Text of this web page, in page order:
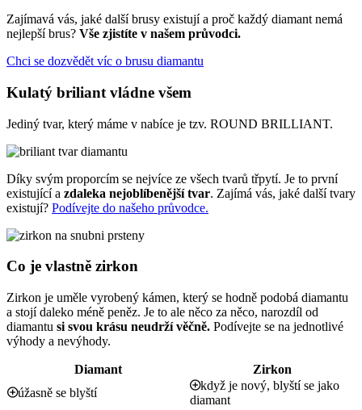
Zajímavá vás, jaké další brusy existují a proč každý diamant nemá
nejlepší brus? Vše zjistíte v našem průvodci.
Chci se dozvědět víc o brusu diamantu
Kulatý briliant vládne všem
Jediný tvar, který máme v nabíce je tzv. ROUND BRILLIANT.
Díky svým proporcím se nejvíce ze všech tvarů třpytí. Je to první
existující a zdaleka nejoblíbenější tvar. Zajímá vás, jaké další tvary
existují? Podívejte do našeho průvodce.
Co je vlastně zirkon
Zirkon je uměle vyrobený kámen, který se hodně podobá diamantu
a stojí daleko méně peněz. Je to ale něco za něco, narozdíl od
diamantu si svou krásu neudrží věčně. Podívejte se na jednotlivé
výhody a nevýhody.
Diamant
Zirkon
úžasně se blyští
když je nový, blyští se jako
diamant